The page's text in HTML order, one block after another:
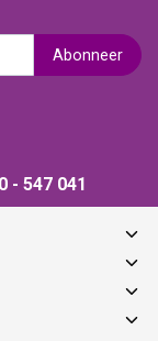
Abonneer
- 547 041